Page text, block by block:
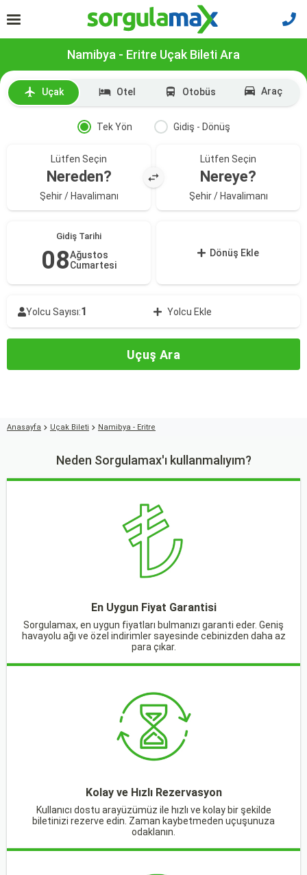
Namibya - Eritre Uçak Bileti Ara
Uçak Otel Otobüs Araç
Tek Yön Gidiş - Dönüş
Lütfen Seçin
Nereden?
Şehir / Havalimanı
Lütfen Seçin
Nereye?
Şehir / Havalimanı
Gidiş Tarihi
08Ağustos
Cumartesi
Dönüş Ekle
Yolcu Sayısı:1 Yolcu Ekle
Uçuş Ara
Anasayfa Uçak Bileti Namibya - Eritre
Neden Sorgulamax'ı kullanmalıyım?
En Uygun Fiyat Garantisi
Sorgulamax, en uygun fiyatları bulmanızı garanti eder. Geniş
havayolu ağı ve özel indirimler sayesinde cebinizden daha az
para çıkar.
Kolay ve Hızlı Rezervasyon
Kullanıcı dostu arayüzümüz ile hızlı ve kolay bir şekilde
biletinizi rezerve edin. Zaman kaybetmeden uçuşunuza
odaklanın.